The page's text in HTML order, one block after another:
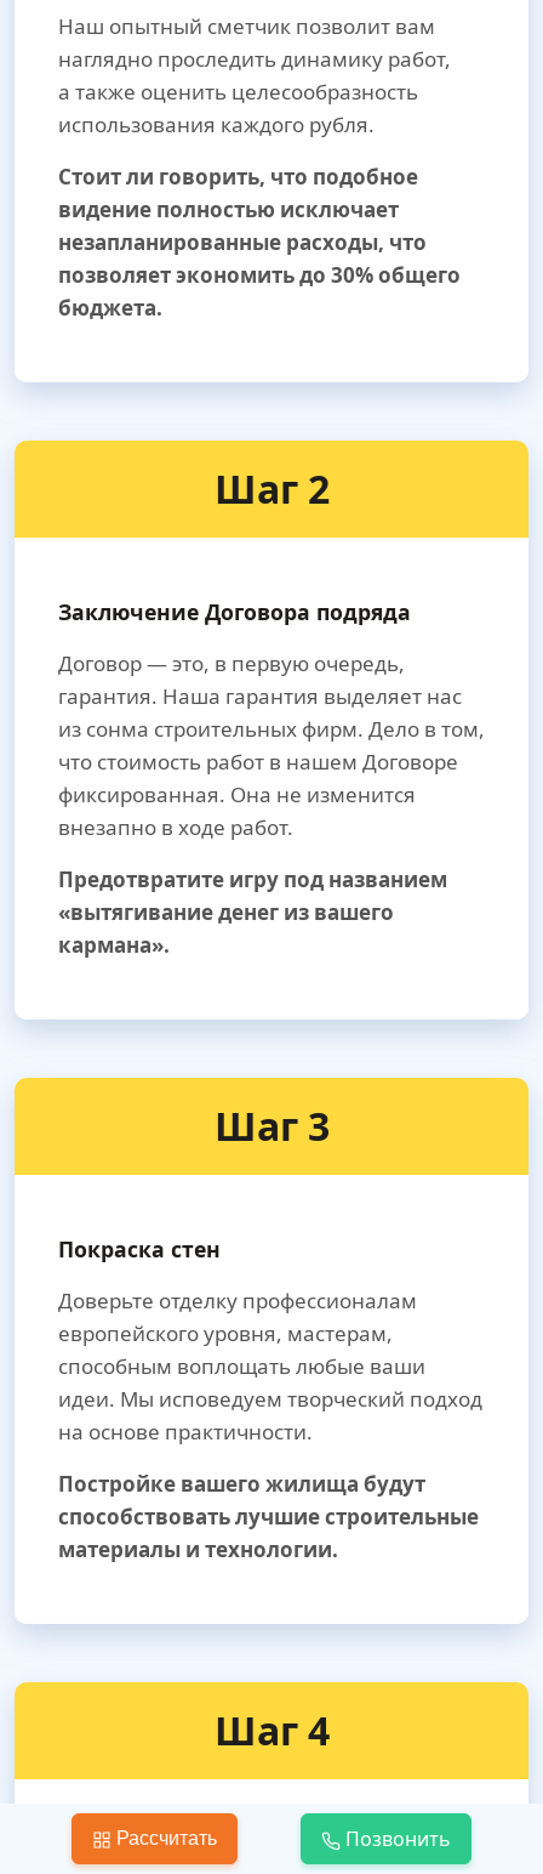
Наш опытный сметчик позволит вам
наглядно проследить динамику работ,
а также оценить целесообразность
использования каждого рубля.
Стоит ли говорить, что подобное
видение полностью исключает
незапланированные расходы, что
позволяет экономить до 30% общего
бюджета.
Шаг 2
Заключение Договора подряда
Договор — это, в первую очередь,
гарантия. Наша гарантия выделяет нас
из сонма строительных фирм. Дело в том,
что стоимость работ в нашем Договоре
фиксированная. Она не изменится
внезапно в ходе работ.
Предотвратите игру под названием
«вытягивание денег из вашего
кармана».
Шаг 3
Покраска стен
Доверьте отделку профессионалам
европейского уровня, мастерам,
способным воплощать любые ваши
идеи. Мы исповедуем творческий подход
на основе практичности.
Постройке вашего жилища будут
способствовать лучшие строительные
материалы и технологии.
Шаг 4
Вывоз строительного мусора
Рассчитать Позвонить